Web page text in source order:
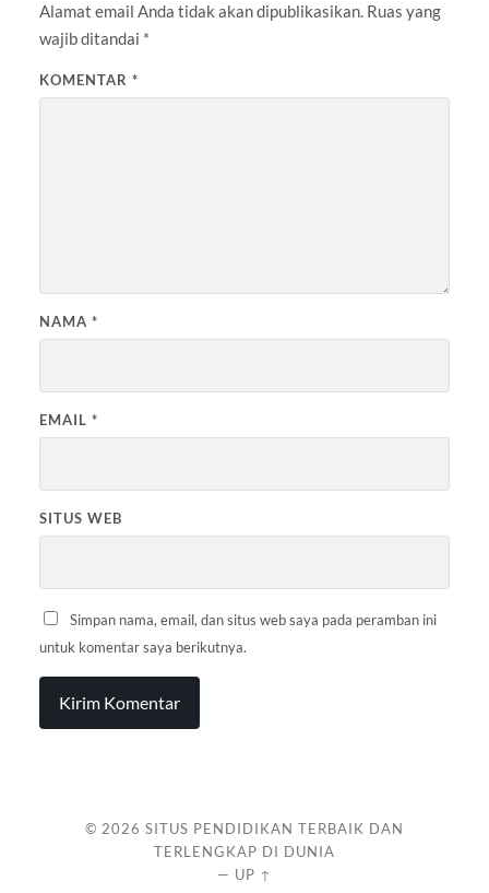
Alamat email Anda tidak akan dipublikasikan. Ruas yang
wajib ditandai *
KOMENTAR *
NAMA *
EMAIL *
SITUS WEB
Simpan nama, email, dan situs web saya pada peramban ini
untuk komentar saya berikutnya.
© 2026 SITUS PENDIDIKAN TERBAIK DAN
TERLENGKAP DI DUNIA
— UP ↑